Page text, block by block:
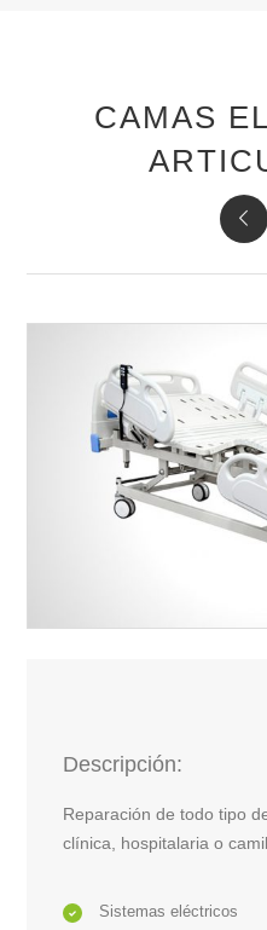
CAMAS
Descripción:
Reparación de todo tipo
clínica, hospitalaria o
Sistemas eléctricos